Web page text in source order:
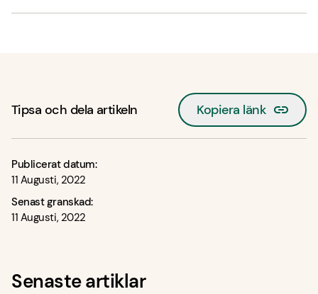
Tipsa och dela artikeln Kopiera länk
Publicerat datum:
11 Augusti, 2022
Senast granskad:
11 Augusti, 2022
Senaste artiklar